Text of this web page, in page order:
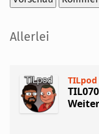
Seitenleiste
Allerlei